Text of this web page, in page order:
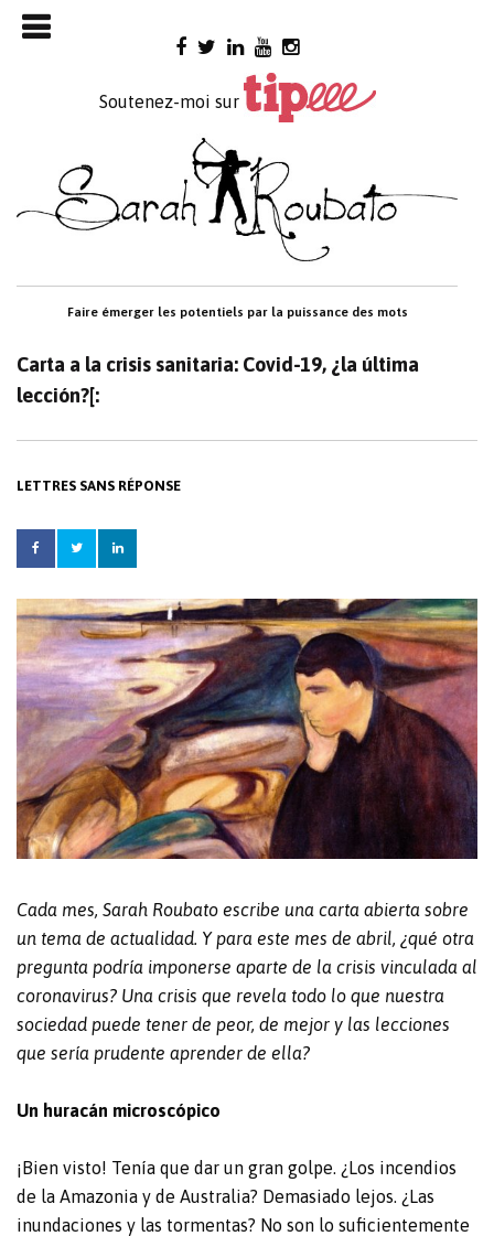
Skip
to
Soutenez-moi sur
Faire émerger les potentiels par la puissance des mots

Carta a la crisis sanitaria: Covid-19, ¿la última
lección?[:
LETTRES SANS RÉPONSE
Cada mes, Sarah Roubato escribe una carta abierta sobre
un tema de actualidad. Y para este mes de abril, ¿qué otra
pregunta podría imponerse aparte de la crisis vinculada al
coronavirus? Una crisis que revela todo lo que nuestra
sociedad puede tener de peor, de mejor y las lecciones
que sería prudente aprender de ella?
Un huracán microscópico
¡Bien visto! Tenía que dar un gran golpe. ¿Los incendios
de la Amazonia y de Australia? Demasiado lejos. ¿Las
inundaciones y las tormentas? No son lo suficientemente